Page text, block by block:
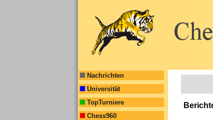
Nachrichten
Universität
TopTurniere
Chess960